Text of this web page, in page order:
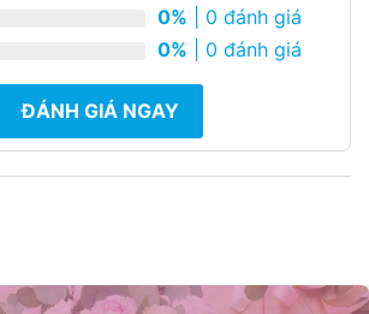
0% | 0 đánh giá
0% | 0 đánh giá
ĐÁNH GIÁ NGAY